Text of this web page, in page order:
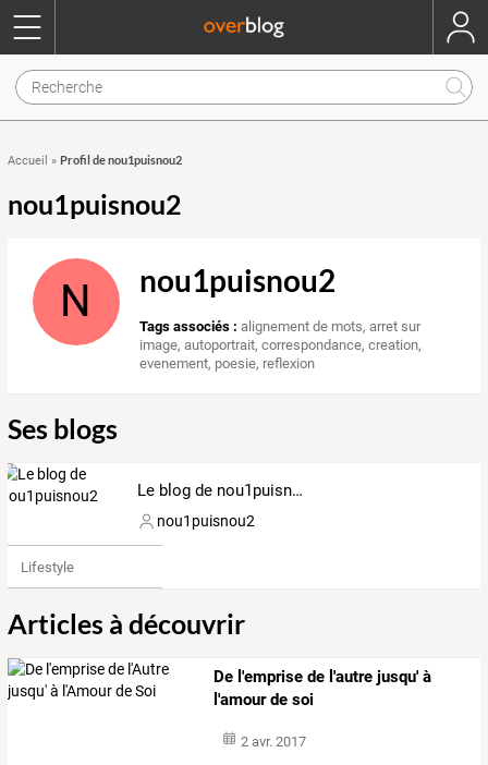
Accueil » Profil de nou1puisnou2
nou1puisnou2
N nou1puisnou2
Tags associés : alignement de mots,arret sur
image,autoportrait,correspondance,creation,
evenement, poesie, reflexion
Ses blogs
Le blog de nou1puisnou2
nou1puisnou2
Lifestyle
Articles à découvrir
De l'emprise de l'autre jusqu' à
l'amour de soi
2 avr. 2017